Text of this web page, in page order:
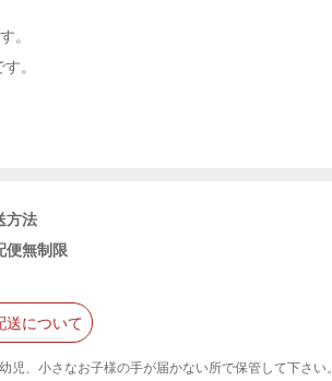
。
。
方法
便無制限
送について
児、小さなお子様の手が届かない所で保管して下さい。